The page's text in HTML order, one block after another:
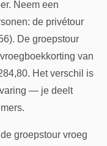
Neem een
de privétour
De groepstour
van
Het verschil is
— je deelt
groepstour vroeg